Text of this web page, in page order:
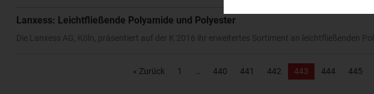
Lanxess: Leichtfließende Polyamide und Polyester
Die Lanxess AG, Köln, präsentiert auf der K 2016 ihr erweitertes Sortiment an leichtfließenden
« Zurück 1 440 441 442 443 444 445